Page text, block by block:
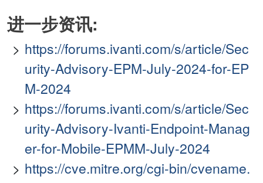
进一步资讯:
https://forums.ivanti.com/s/article/Sec
urity-Advisory-EPM-July-2024-for-EP
M-2024
https://forums.ivanti.com/s/article/Sec
urity-Advisory-Ivanti-Endpoint-Manag
er-for-Mobile-EPMM-July-2024
https://cve.mitre.org/cgi-bin/cvename.